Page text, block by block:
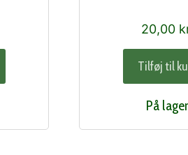
20,00
Tilføj til
På lager